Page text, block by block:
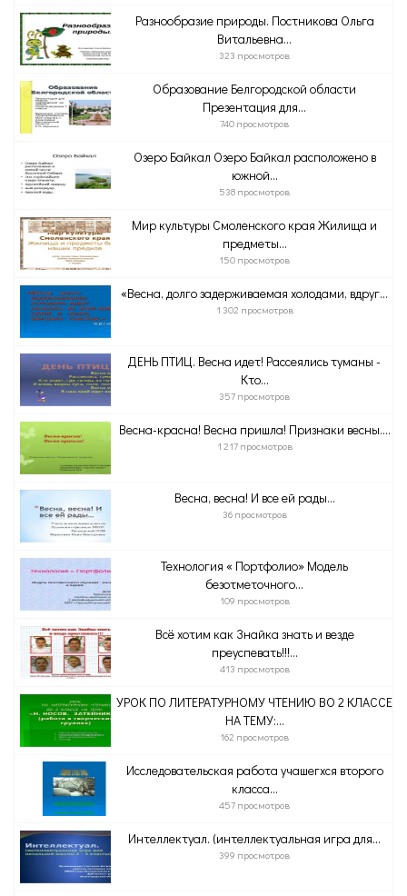
Разнообразие природы. Постникова Ольга
Витальевна...
323 просмотров
Образование Белгородской области
Презентация для...
740 просмотров
Озеро Байкал Озеро Байкал расположено в
южной...
538 просмотров
Мир культуры Смоленского края Жилища и
предметы...
150 просмотров
«Весна, долго задерживаемая холодами, вдруг...
1 302 просмотров
ДЕНЬ ПТИЦ. Весна идет! Рассеялись туманы -
Кто...
357 просмотров
Весна-красна! Весна пришла! Признаки весны....
1 217 просмотров
Весна, весна! И все ей рады…
36 просмотров
Технология « Портфолио» Модель
безотметочного...
109 просмотров
Всё хотим как Знайка знать и везде
преуспевать!!!...
413 просмотров
УРОК ПО ЛИТЕРАТУРНОМУ ЧТЕНИЮ ВО 2 КЛАССЕ
НА ТЕМУ:...
162 просмотров
Исследовательская работа учашегхся второго
класса...
457 просмотров
Интеллектуал. (интеллектуальная игра для...
399 просмотров